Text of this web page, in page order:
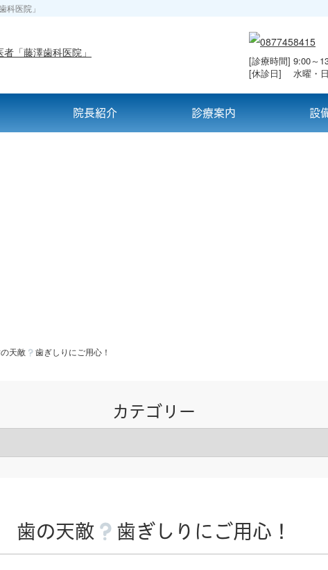
科医院」
[診療時間] 9:00～
[休診日] 水曜・
院長紹介 診療案内 設
天敵 歯ぎしりにご用心！
カテゴリー
歯の天敵 歯ぎしりにご用心！